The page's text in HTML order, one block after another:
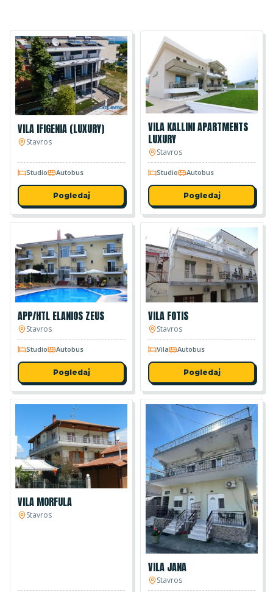
VILA IFIGENIA (LUXURY)
Stavros
Studio Autobus
Pogledaj
VILA KALLINI APARTMENTS
LUXURY
Stavros
Studio Autobus
Pogledaj
APP/HTL ELANIOS ZEUS
Stavros
Studio Autobus
Pogledaj
VILA FOTIS
Stavros
Vila Autobus
Pogledaj
VILA MORFULA
Stavros
VILA JANA
Stavros